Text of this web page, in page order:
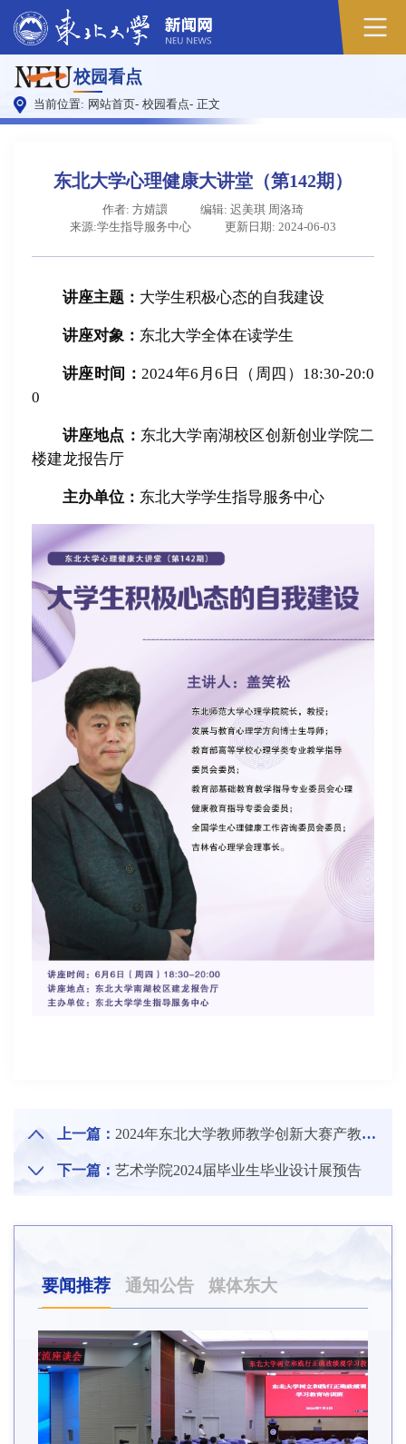
校园看点
当前位置: 网站首页- 校园看点- 正文
东北大学心理健康大讲堂（第142期）
作者: 方婧譞
编辑: 迟美琪 周洛琦
来源:学生指导服务中心
更新日期: 2024-06-03
讲座主题： 大学生积极心态的自我建设
讲座对象： 东北大学全体在读学生
讲座时间：2024年6月6日（周四）18:30-20:0
0
讲座地点： 东北大学南湖校区创新创业学院二
楼建龙报告厅
主办单位： 东北大学学生指导服务中心
上一篇： 2024年东北大学教师教学创新大赛产教融合赛道培训会
下一篇： 艺术学院2024届毕业生毕业设计展预告
要闻推荐 通知公告 媒体东大
原